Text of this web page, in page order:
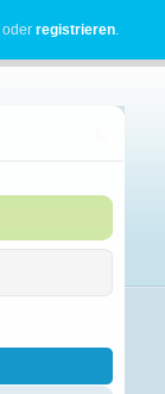
oderregistrieren.